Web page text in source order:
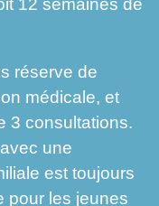
12 semaines de
réserve de
médicale, et
3 consultations.
une
est toujours
pour les jeunes